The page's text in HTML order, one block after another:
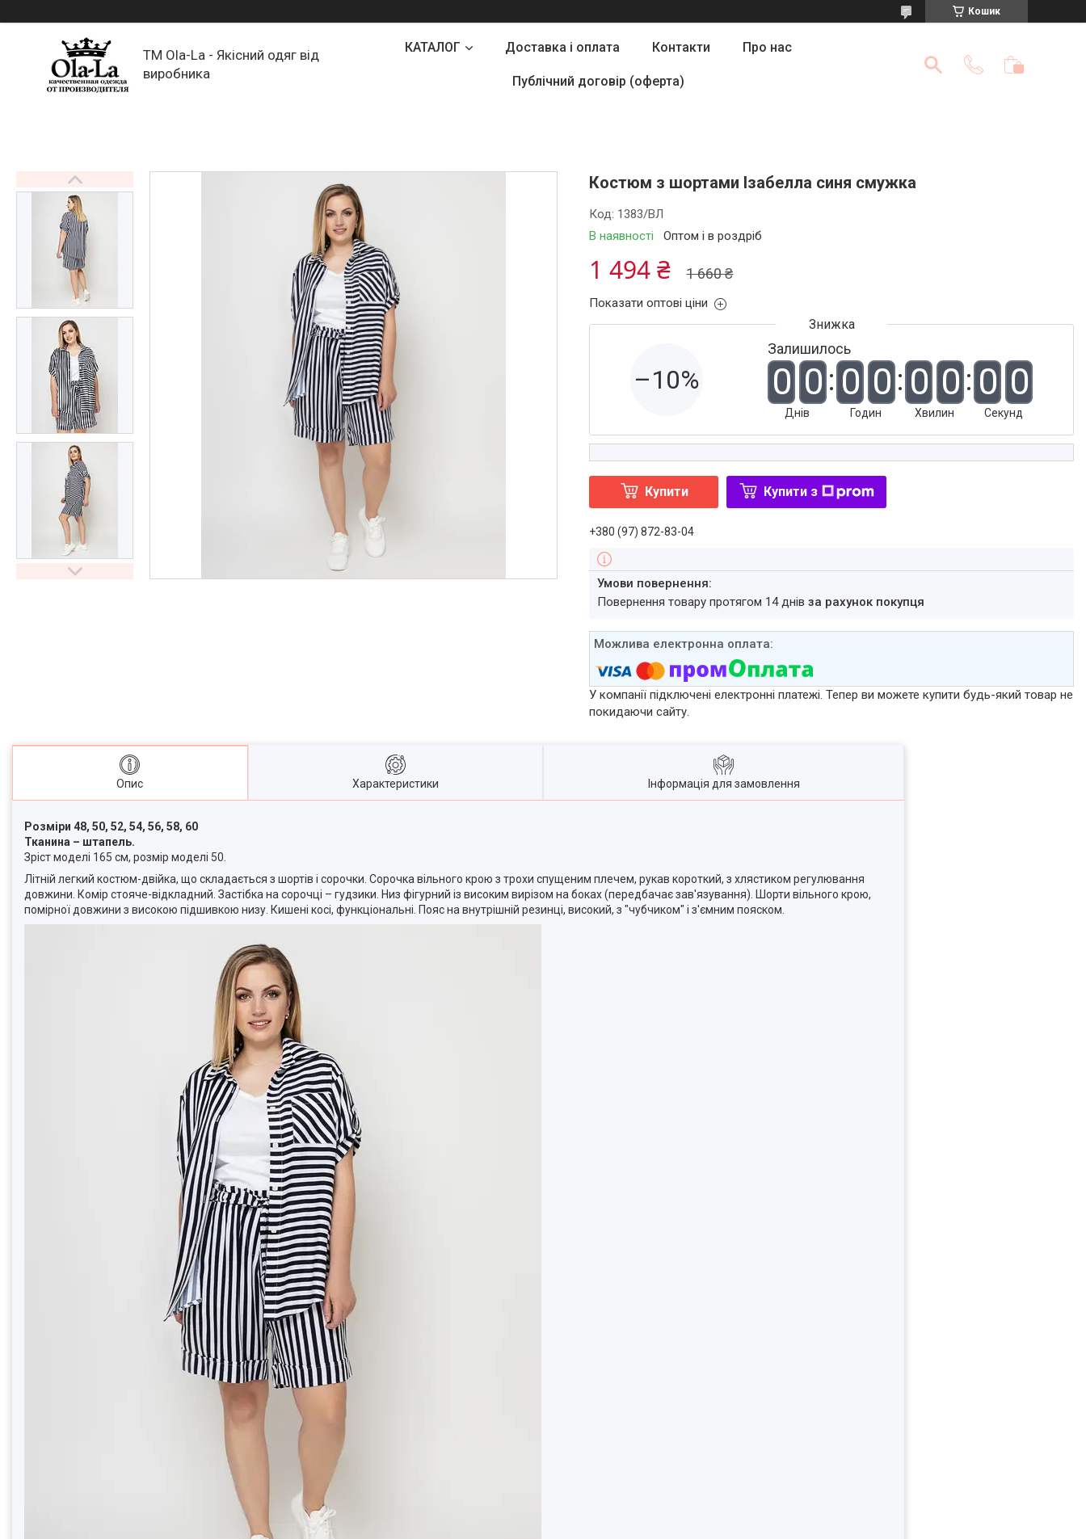
Кошик
TM Ola-La - Якісний одяг від
виробника
КАТАЛОГ Доставка і оплата Контакти Про нас
Публічний договір (оферта)
Костюм з шортами Ізабелла синя смужка
В наявності Оптом і в роздріб
Код: 1383/ВЛ
1 660 ₴
1 494 ₴
Показати оптові ціни
–10%
Залишилось
0 0
Днів
0 0
Годин
0 0
Хвилин
0 0
Секунд
Купити Купити з
+380 (97) 872-83-04
повернення товару протягом 14 днівза рахунок покупця
У компанії підключені електронні платежі. Тепер ви можете купити будь-який товар не
покидаючи сайту.
Опис Характеристики Інформація для замовлення
Розміри 48, 50, 52, 54, 56, 58, 60
Тканина – штапель.
Зріст моделі 165 см, розмір моделі 50.
Літній легкий костюм-двійка, що складається з шортів і сорочки. Сорочка вільного крою з трохи спущеним плечем, рукав короткий, з хлястиком регулювання
довжини. Комір стояче-відкладний. Застібка на сорочці – гудзики. Низ фігурний із високим вирізом на боках (передбачає зав'язування). Шорти вільного крою,
помірної довжини з високою підшивкою низу. Кишені косі, функціональні. Пояс на внутрішній резинці, високий, з "чубчиком" і з'ємним пояском.